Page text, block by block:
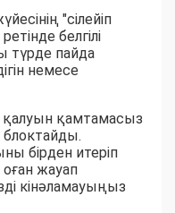
"сілейіп
белгілі
түрде пайда
немесе
қамтамасыз
бірден итеріп
жауап
кінәламауыңыз